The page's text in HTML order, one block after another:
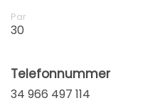
Par
30
Telefonnummer
34 966 497 114